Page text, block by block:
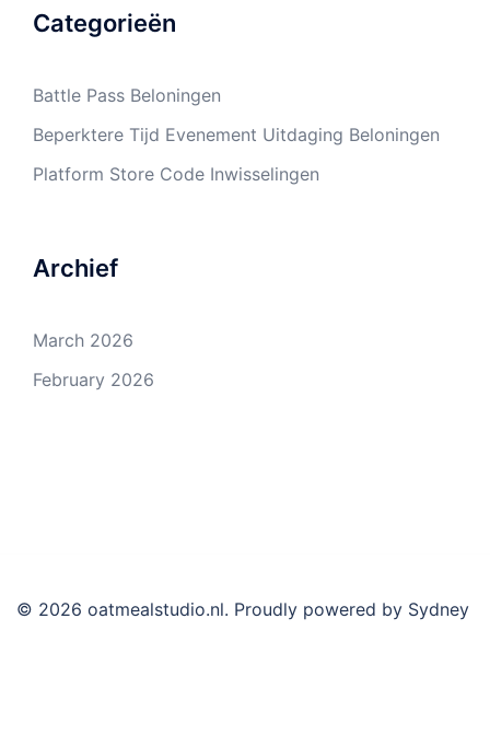
Categorieën
Battle Pass Beloningen
Beperktere Tijd Evenement Uitdaging Beloningen
Platform Store Code Inwisselingen
Archief
March 2026
February 2026
© 2026 oatmealstudio.nl. Proudly powered by Sydney